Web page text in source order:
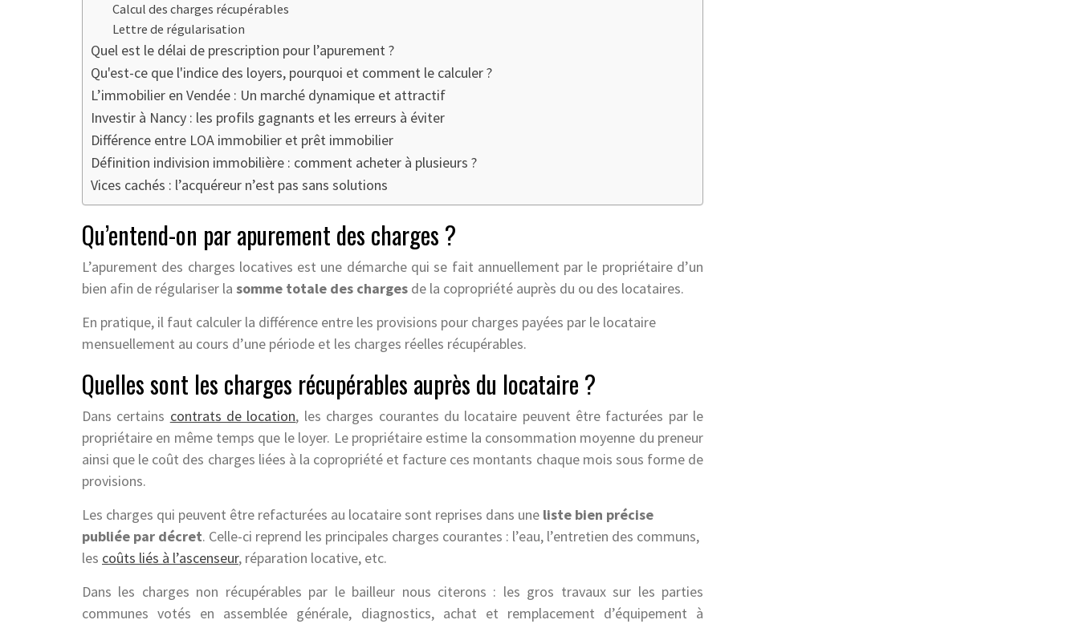
Calcul des charges récupérables
Lettre de régularisation
Quel est le délai de prescription pour l’apurement ?
Qu'est-ce que l'indice des loyers, pourquoi et comment le calculer ?
L’immobilier en Vendée : Un marché dynamique et attractif
Investir à Nancy : les profils gagnants et les erreurs à éviter
Différence entre LOA immobilier et prêt immobilier
Définition indivision immobilière : comment acheter à plusieurs ?
Vices cachés : l’acquéreur n’est pas sans solutions
Qu’entend-on par apurement des charges ?
L’apurement des charges locatives est une démarche qui se fait annuellement par le propriétaire d’un
bien afin de régulariser la somme totale des charges de la copropriété auprès du ou des locataires.
En pratique, il faut calculer la différence entre les provisions pour charges payées par le locataire
mensuellement au cours d’une période et les charges réelles récupérables.
Quelles sont les charges récupérables auprès du locataire ?
Dans certains contrats de location, les charges courantes du locataire peuvent être facturées par le
propriétaire en même temps que le loyer. Le propriétaire estime la consommation moyenne du preneur
ainsi que le coût des charges liées à la copropriété et facture ces montants chaque mois sous forme de
provisions.
Les charges qui peuvent être refacturées au locataire sont reprises dans une liste bien précise
publiée par décret. Celle-ci reprend les principales charges courantes : l’eau, l’entretien des communs,
les coûts liés à l’ascenseur, réparation locative, etc.
Dans les charges non récupérables par le bailleur nous citerons : les gros travaux sur les parties
communes votés en assemblée générale, diagnostics, achat et remplacement d’équipement à